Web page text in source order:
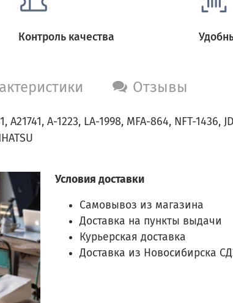
Контроль качества
Отзывы
A21741, A-1223, LA-1998, MFA-864, NFT-1436,
Условия доставки
Самовывоз из магазина
Доставка на пункты выдачи
Курьерская доставка
Доставка из Новосибирска